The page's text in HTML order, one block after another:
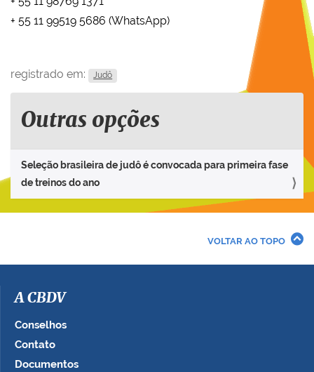
+ 55 11 99519 5686 (WhatsApp)
registrado em: Judô
Outras opções
Seleção brasileira de judô é convocada para primeira fase
de treinos do ano
VOLTAR AO TOPO
A CBDV
Conselhos
Contato
Documentos